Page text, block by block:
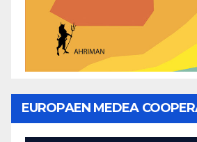
EUROPAEN MEDEA